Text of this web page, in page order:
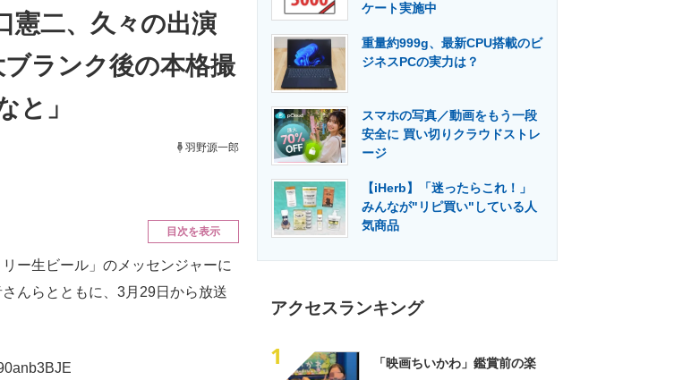
IT製品の技術・比較・事例 製造業のIT導入・活用を支援
エネルギーの専門メディア 建設×テクノロジーの最前線
憲二、久々の出演
ランク後の本格撮
と」
羽野源一郎
目次を表示
ー生ビール」のメッセンジャーに
んらとともに、3月29日から放送
ケート実施中
重量約999g、最新CPU搭載のビ
ジネスPCの実力は？
スマホの写真／動画をもう一段
安全に 買い切りクラウドストレ
ージ
【iHerb】「迷ったらこれ！」
みんなが"リピ買い"している人
気商品
アクセスランキング
1
「映画ちいかわ」鑑賞前の楽